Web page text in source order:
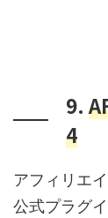
9.
4
アフィリエ
公式プラグイ